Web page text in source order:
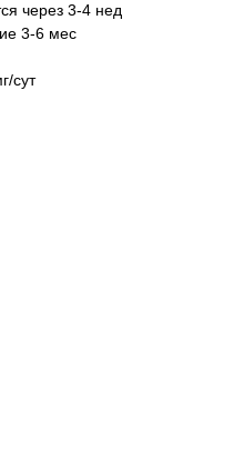
через 3-4 нед
3-6 мес
сут